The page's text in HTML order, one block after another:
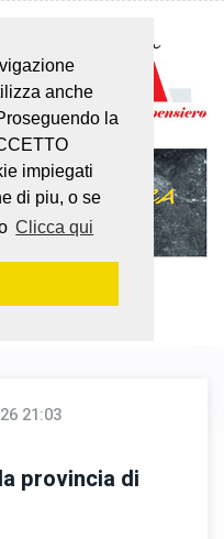
anche
la
impiegati
di piu, o se
Clicca qui
21:03
provincia di